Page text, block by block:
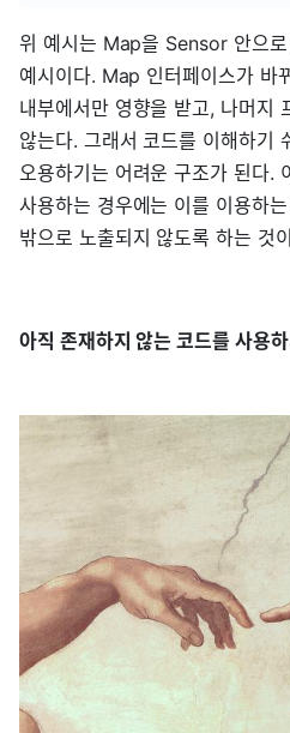
위 예시는 Map을 Sensor 안으
예시이다. Map 인터페이스가 바
내부에서만 영향을 받고, 나머지
않는다. 그래서 코드를 이해하기
오용하기는 어려운 구조가 된다.
사용하는 경우에는 이를 이용하
밖으로 노출되지 않도록 하는 것
아직 존재하지 않는 코드를 사용하